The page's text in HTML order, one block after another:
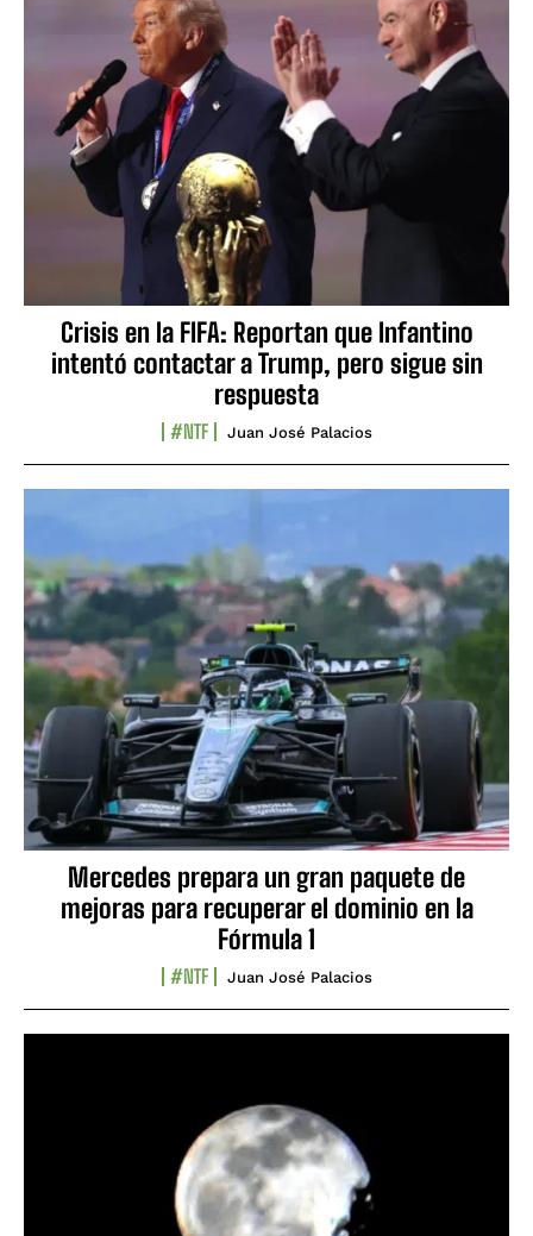
Crisis en la FIFA: Reportan que Infantino
intentó contactar a Trump, pero sigue sin
respuesta
#NTF Juan José Palacios
Mercedes prepara un gran paquete de
mejoras para recuperar el dominio en la
Fórmula 1
#NTF Juan José Palacios